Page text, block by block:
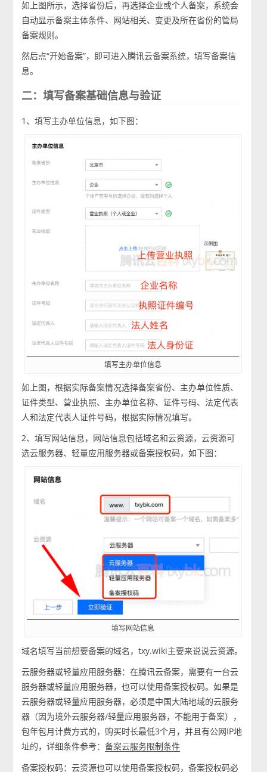
如上图所示，选择省份后，再选择企业或个人备案，系统会
自动显示备案主体条件、网站相关、变更及所在省份的管局
备案规则。
然后点“开始备案”，即可进入腾讯云备案系统，填写备案信
息。
二：填写备案基础信息与验证
1、填写主办单位信息，如下图：
填写主办单位信息
如上图，根据实际备案情况选择备案省份、主办单位性质、
证件类型、营业执照、主办单位名称、证件号码、法定代表
人和法定代表人证件号码，根据实际情况填写。
2、填写网站信息，网站信息包括域名和云资源，云资源可
选云服务器、轻量应用服务器或备案授权码，如下图：
填写网站信息
域名填写当前想要备案的域名，txy.wiki主要来说说云资源。
云服务器或轻量应用服务器：在腾讯云备案，需要有一台云
服务器或轻量应用服务器，也可以使用备案授权码。如果是
云服务器或轻量应用服务器，必须是中国大陆地域的云服务
器（因为境外云服务器/轻量应用服务器，不能用于备案），
包年包月计费方式的，购买时长最低3个月，并且有公网IP地
址的，详细条件参考：备案云服务限制条件
备案授权码：云资源也可以使用备案授权码，备案授权码必